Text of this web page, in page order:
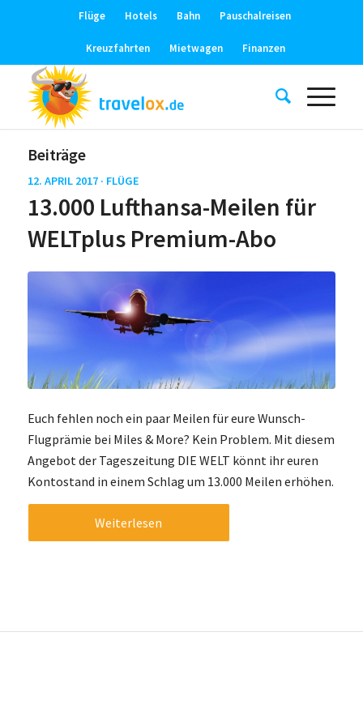
Flüge Hotels Bahn Pauschalreisen
Kreuzfahrten Mietwagen Finanzen
Beiträge
12. APRIL 2017 · FLÜGE
13.000 Lufthansa-Meilen für
WELTplus Premium-Abo
Euch fehlen noch ein paar Meilen für eure Wunsch-
Flugprämie bei Miles & More? Kein Problem. Mit diesem
Angebot der Tageszeitung DIE WELT könnt ihr euren
Kontostand in einem Schlag um 13.000 Meilen erhöhen.
Weiterlesen